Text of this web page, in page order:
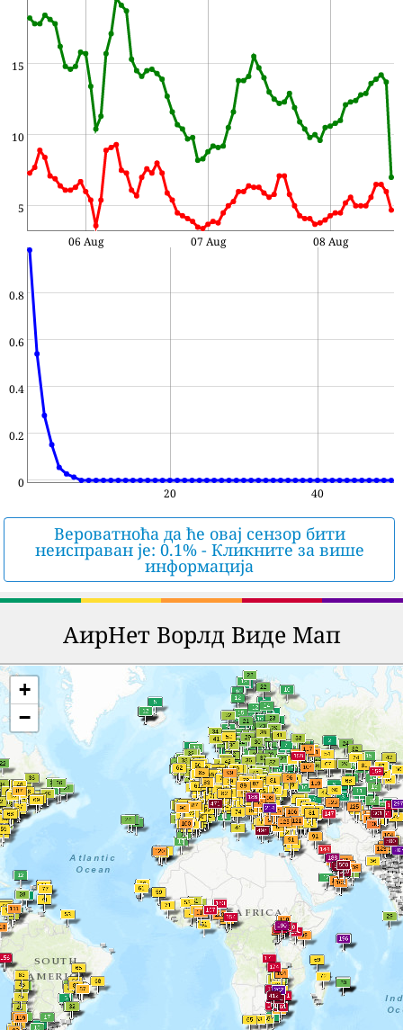
5
10
15
06 Aug 07 Aug 08 Aug
0
0.2
0.4
0.6
0.8
20 40
Вероватноћа да ће овај сензор бити
неисправан је: 0.1% - Кликните за више
информација
АирНет Ворлд Виде Мап
+
−